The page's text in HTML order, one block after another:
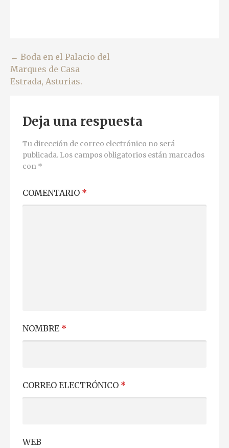
Navegación
de
← Boda en el Palacio del
Marques de Casa
Estrada, Asturias.
Deja una respuesta
Tu dirección de correo electrónico no será
publicada. Los campos obligatorios están marcados
con *
COMENTARIO *
NOMBRE *
CORREO ELECTRÓNICO *
WEB